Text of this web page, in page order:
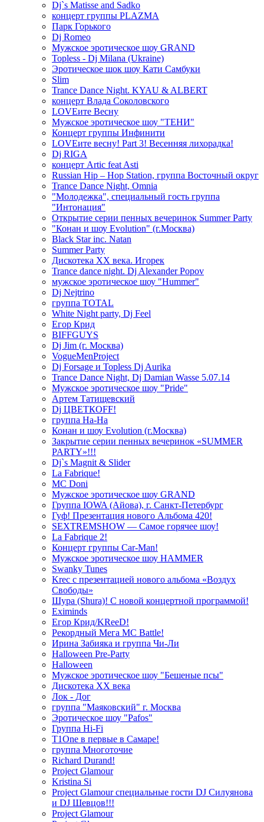
Dj`s Matisse and Sadko
концерт группы PLAZMA
Парк Горького
Dj Romeo
Мужское эротическое шоу GRAND
Topless - Dj Milana (Ukraine)
Эротическое шок шоу Кати Самбуки
Slim
Trance Dance Night. KYAU & ALBERT
концерт Влада Соколовского
LOVEите Весну
Мужское эротическое шоу "ТЕНИ"
Концерт группы Инфинити
LOVEите весну! Part 3! Весенняя лихорадка!
Dj RIGA
концерт Artic feat Asti
Russian Hip – Hop Station, группа Восточный округ
Trance Dance Night, Omnia
"Молодежка", специальный гость группа
"Интонация"
Открытие серии пенных вечеринок Summer Party
"Конан и шоу Evolution" (г.Москва)
Black Star inc. Natan
Summer Party
Дискотека ХХ века. Игорек
Trance dance night. Dj Alexander Popov
мужское эротическое шоу "Hummer"
Dj Nejtrino
группа TOTAL
White Night party, Dj Feel
Егор Крид
BIFFGUYS
Dj Jim (г. Москва)
VogueMenProject
Dj Forsage и Topless Dj Aurika
Trance Dance Night, Dj Damian Wasse 5.07.14
Мужское эротическое шоу "Pride"
Артем Татищевский
Dj ЦВЕТКOFF!
группа На-На
Конан и шоу Evolution (г.Москва)
Закрытие серии пенных вечеринок «SUMMER
PARTY»!!!
Dj`s Magnit & Slider
La Fabrique!
MC Doni
Мужское эротическое шоу GRAND
Группа IOWA (Айова), г. Санкт-Петербург
Гуф! Презентация нового Альбома 420!
SEXTREMSHOW — Самое горячее шоу!
La Fabrique 2!
Концерт группы Car-Man!
Мужское эротическое шоу HAMMER
Swanky Tunes
Krec с презентацией нового альбома «Воздух
Свободы»
Шура (Shura)! С новой концертной программой!
Eximinds
Егор Крид/KReeD!
Рекордный Мега МС Battle!
Ирина Забияка и группа Чи-Ли
Halloween Pre-Party
Halloween
Мужское эротическое шоу "Бешеные псы"
Дискотека ХХ века
Лок - Дог
группа "Маяковский" г. Москва
Эротическое шоу "Pafos"
Группа Hi-Fi
T1One в первые в Самаре!
группа Многоточие
Richard Durand!
Project Glamour
Kristina Si
Project Glamour специальные гости DJ Силуянова
и DJ Шевцов!!!
Project Glamour